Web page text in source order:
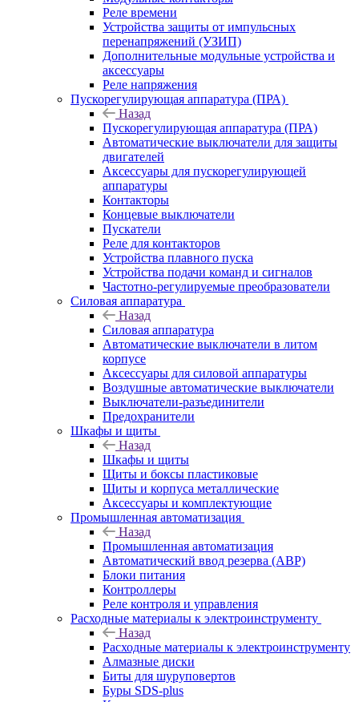
Реле времени
Устройства защиты от импульсных
перенапряжений (УЗИП)
Дополнительные модульные устройства и
аксессуары
Реле напряжения
Пускорегулирующая аппаратура (ПРА)
Назад
Пускорегулирующая аппаратура (ПРА)
Автоматические выключатели для защиты
двигателей
Аксессуары для пускорегулирующей
аппаратуры
Контакторы
Концевые выключатели
Пускатели
Реле для контакторов
Устройства плавного пуска
Устройства подачи команд и сигналов
Частотно-регулируемые преобразователи
Силовая аппаратура
Назад
Силовая аппаратура
Автоматические выключатели в литом
корпусе
Аксессуары для силовой аппаратуры
Воздушные автоматические выключатели
Выключатели-разъединители
Предохранители
Шкафы и щиты
Назад
Шкафы и щиты
Щиты и боксы пластиковые
Щиты и корпуса металлические
Аксессуары и комплектующие
Промышленная автоматизация
Назад
Промышленная автоматизация
Автоматический ввод резерва (АВР)
Блоки питания
Контроллеры
Реле контроля и управления
Расходные материалы к электроинструменту
Назад
Расходные материалы к электроинструменту
Алмазные диски
Биты для шуруповертов
Буры SDS-plus